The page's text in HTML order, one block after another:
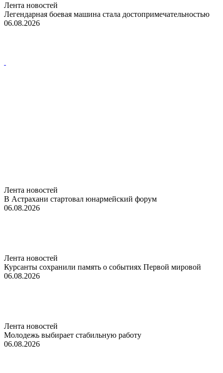
Лента новостей
Легендарная боевая машина стала достопримечательностью
06.08.2026
Лента новостей
В Астрахани стартовал юнармейский форум
06.08.2026
Лента новостей
Курсанты сохранили память о событиях Первой мировой
06.08.2026
Лента новостей
Молодежь выбирает стабильную работу
06.08.2026